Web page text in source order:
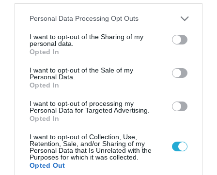
Please note that this website/app uses one or more Google
not limited to your visit or usage behaviour. You may click to
grant or deny consent to Google and its third-party tags to
use your data for below specified purposes in below Google
consent section.
Personal Data Processing Opt Outs
I want to opt-out of the Sharing of my
personal data.
Opted In
I want to opt-out of the Sale of my
Personal Data.
Opted In
I want to opt-out of processing my
Personal Data for Targeted Advertising.
Opted In
I want to opt-out of Collection, Use,
Retention, Sale, and/or Sharing of my
Personal Data that Is Unrelated with the
Purposes for which it was collected.
Opted Out
08.08.2026 | 09:02
του Αρκά για τα τατουάζ (φωτο)